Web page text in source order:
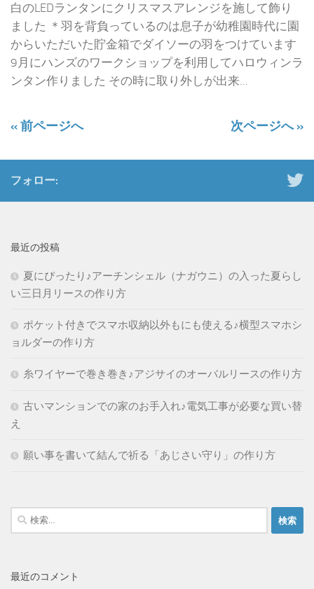
白のLEDランタンにクリスマスアレンジを施して飾り
ました ＊羽を背負っているのは息子が幼稚園時代に園
からいただいた貯金箱でダイソーの羽をつけています
9月にハンズのワークショップを利用してハロウィンラ
ンタン作りました その時に取り外しが出来...
« 前ページへ 次ページへ »
フォロー:
最近の投稿
夏にぴったり♪アーチンシェル（ナガウニ）の入った夏らし
い三日月リースの作り方
ポケット付きでスマホ収納以外もにも使える♪横型スマホシ
ョルダーの作り方
糸ワイヤーで巻き巻き♪アジサイのオーバルリースの作り方
古いマンションでの家のお手入れ♪電気工事が必要な買い替
え
願い事を書いて結んで祈る「あじさい守り」の作り方
検
索:
最近のコメント